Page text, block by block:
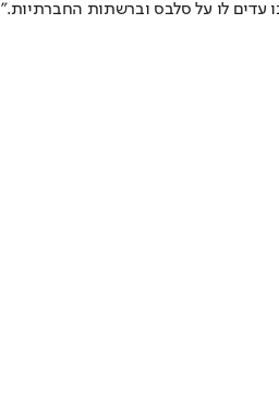
עדים לו על סלבס וברשתות החברתיות."